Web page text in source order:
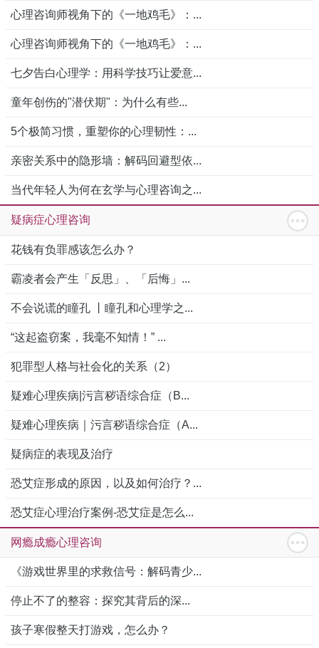
心理咨询师视角下的《一地鸡毛》：...
心理咨询师视角下的《一地鸡毛》：...
七夕告白心理学：用科学技巧让爱意...
童年创伤的"潜伏期"：为什么有些...
5个极简习惯，重塑你的心理韧性：...
亲密关系中的隐形墙：解码回避型依...
当代年轻人为何在玄学与心理咨询之...
疑病症心理咨询
花钱有负罪感该怎么办？
霸凌者会产生「反思」、「后悔」...
不会说谎的瞳孔 丨瞳孔和心理学之...
“这起盗窃案，我毫不知情！” ...
犯罪型人格与社会化的关系（2）
疑难心理疾病|污言秽语综合症（B...
疑难心理疾病｜污言秽语综合症（A...
疑病症的表现及治疗
恐艾症形成的原因，以及如何治疗？...
恐艾症心理治疗案例-恐艾症是怎么...
网瘾成瘾心理咨询
《游戏世界里的求救信号：解码青少...
停止不了的整容：探究其背后的深...
孩子寒假整天打游戏，怎么办？